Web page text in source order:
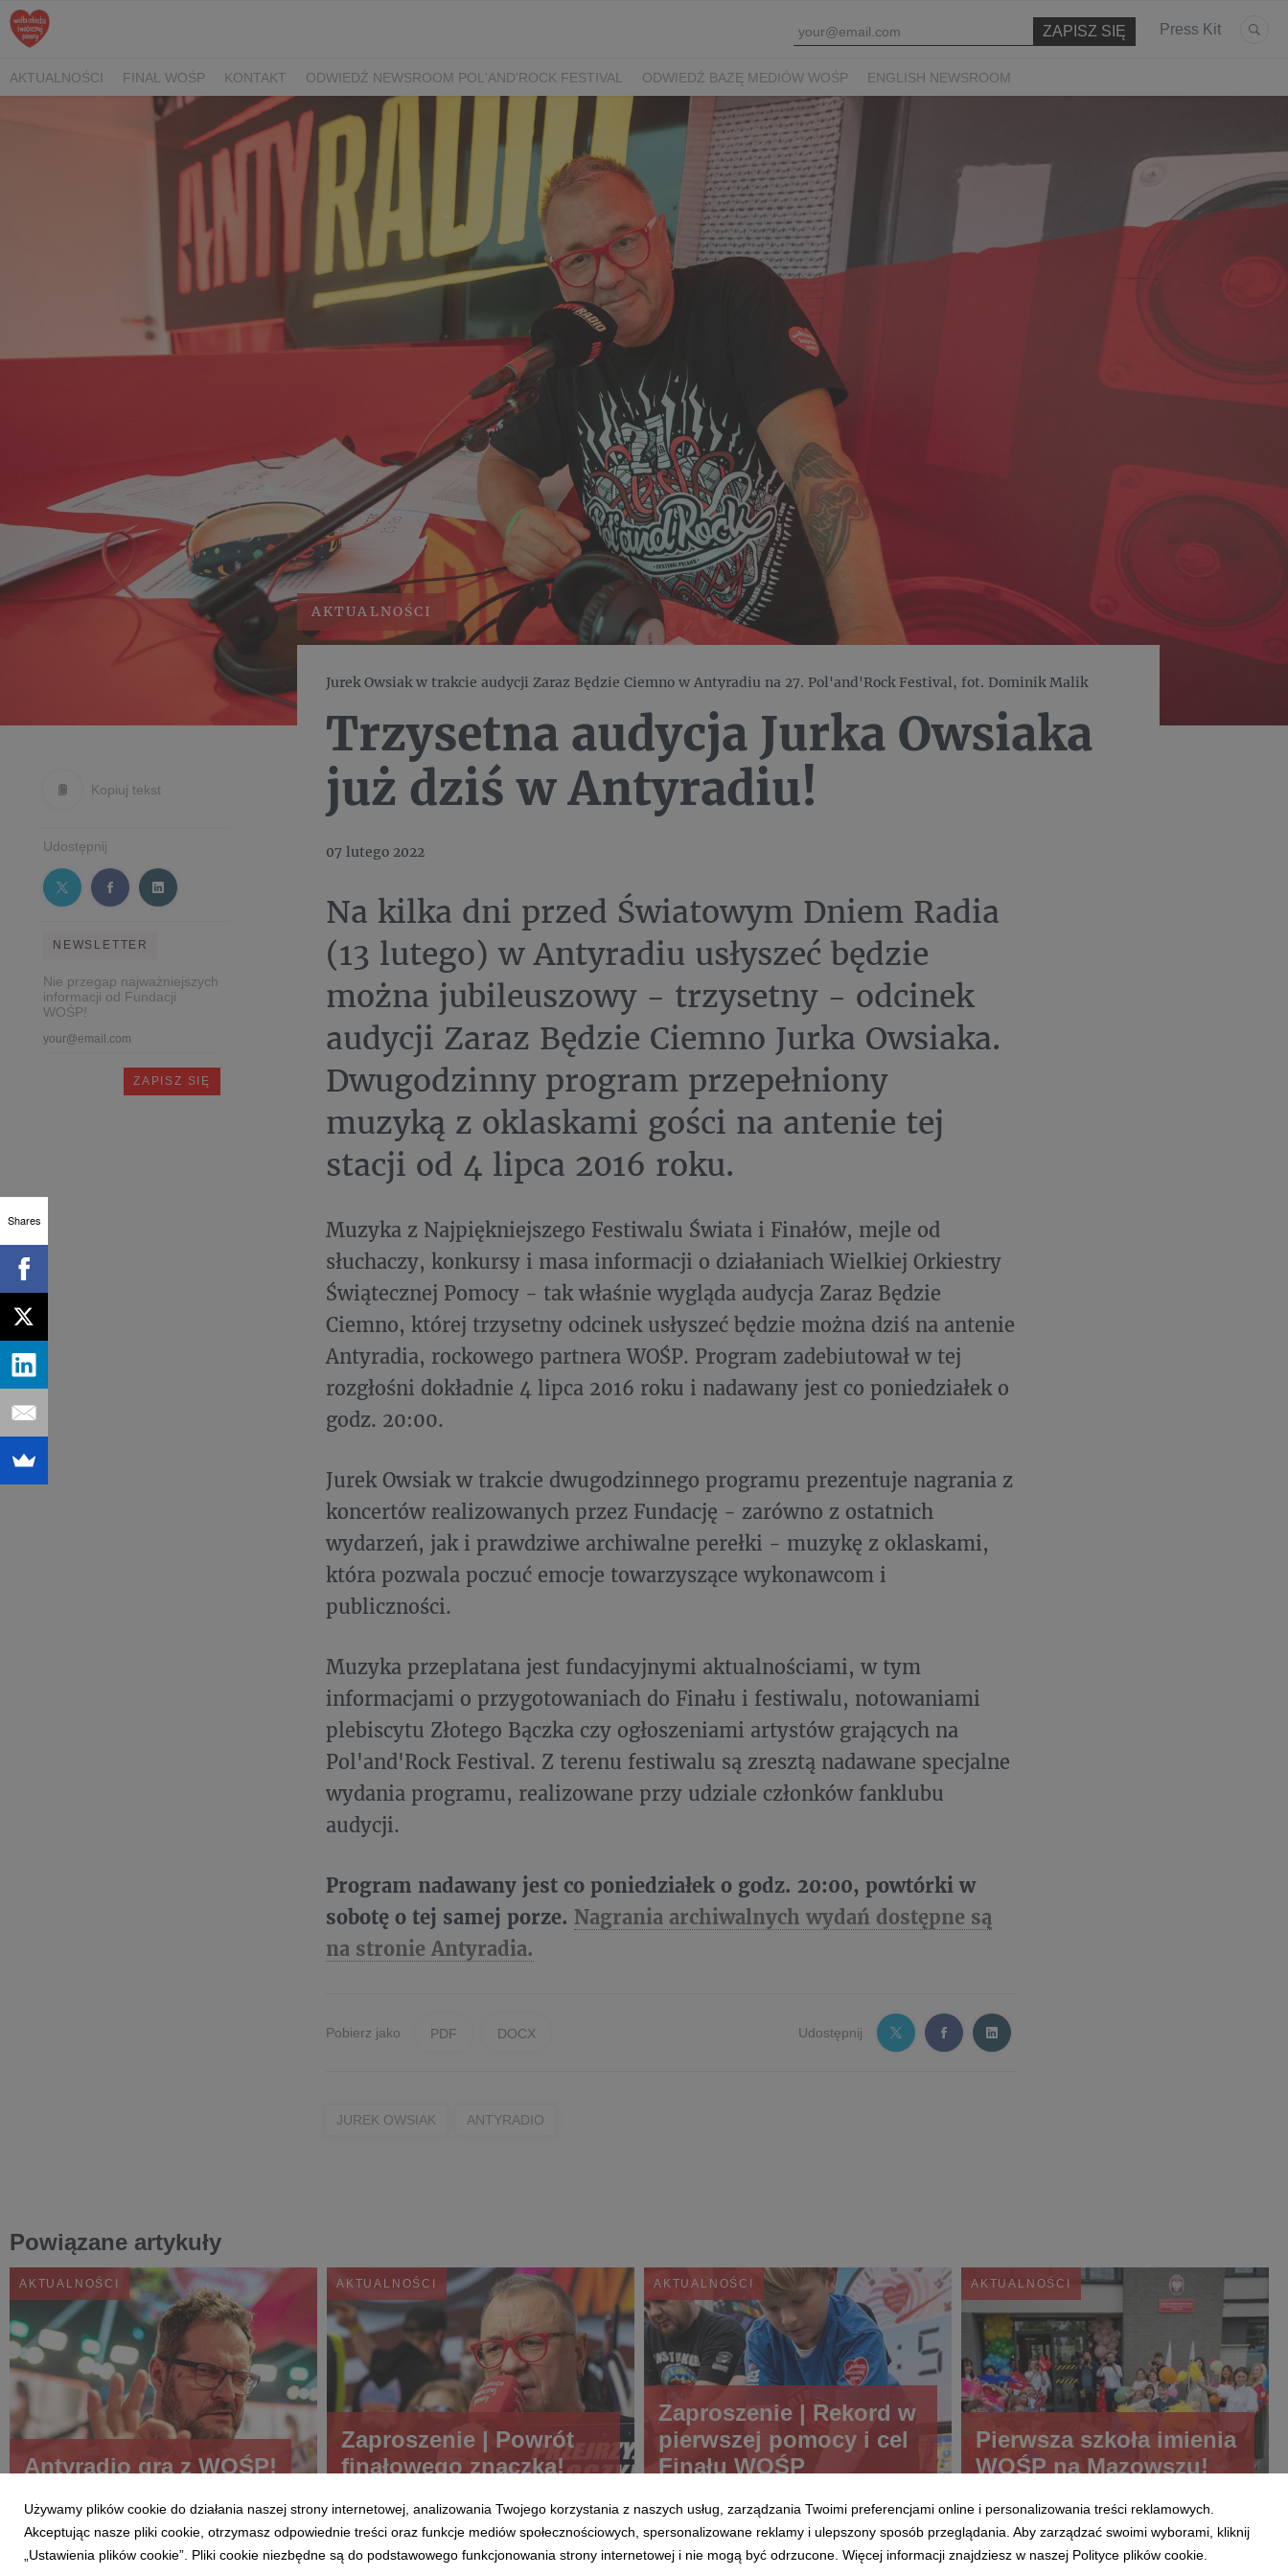
Press Kit
AKTUALNOŚCI FINAŁ WOŚP KONTAKT ODWIEDŹ NEWSROOM POL'AND'ROCK FESTIVAL ODWIEDŹ BAZĘ MEDIÓW WOŚP ENGLISH NEWSROOM
Kopiuj tekst
Udostępnij
NEWSLETTER
Nie przegap najważniejszych
informacji od Fundacji
WOŚP!
AKTUALNOŚCI
Jurek Owsiak w trakcie audycji Zaraz Będzie Ciemno w Antyradiu na 27. Pol'and'Rock Festival, fot. Dominik Malik
Trzysetna audycja Jurka Owsiaka
już dziś w Antyradiu!
07 lutego 2022
Na kilka dni przed Światowym Dniem Radia
(13 lutego) w Antyradiu usłyszeć będzie
można jubileuszowy - trzysetny - odcinek
audycji Zaraz Będzie Ciemno Jurka Owsiaka.
Dwugodzinny program przepełniony
muzyką z oklaskami gości na antenie tej
stacji od 4 lipca 2016 roku.
Muzyka z Najpiękniejszego Festiwalu Świata i Finałów, mejle od
słuchaczy, konkursy i masa informacji o działaniach Wielkiej Orkiestry
Świątecznej Pomocy - tak właśnie wygląda audycja Zaraz Będzie
Ciemno, której trzysetny odcinek usłyszeć będzie można dziś na antenie
Antyradia, rockowego partnera WOŚP. Program zadebiutował w tej
rozgłośni dokładnie 4 lipca 2016 roku i nadawany jest co poniedziałek o
godz. 20:00.
Jurek Owsiak w trakcie dwugodzinnego programu prezentuje nagrania z
koncertów realizowanych przez Fundację - zarówno z ostatnich
wydarzeń, jak i prawdziwe archiwalne perełki - muzykę z oklaskami,
która pozwala poczuć emocje towarzyszące wykonawcom i
publiczności.
Muzyka przeplatana jest fundacyjnymi aktualnościami, w tym
informacjami o przygotowaniach do Finału i festiwalu, notowaniami
plebiscytu Złotego Bączka czy ogłoszeniami artystów grających na
Pol'and'Rock Festival. Z terenu festiwalu są zresztą nadawane specjalne
wydania programu, realizowane przy udziale członków fanklubu
audycji.
Program nadawany jest co poniedziałek o godz. 20:00, powtórki w
sobotę o tej samej porze. Nagrania archiwalnych wydań dostępne są
na stronie Antyradia.
Pobierz jako PDF DOCX Udostępnij
JUREK OWSIAK ANTYRADIO
Powiązane artykuły
AKTUALNOŚCI
Antyradio gra z WOŚP!
AKTUALNOŚCI
Zaproszenie | Powrót
finałowego znaczka!
AKTUALNOŚCI
Zaproszenie | Rekord w
pierwszej pomocy i cel
Finału WOŚP
AKTUALNOŚCI
Pierwsza szkoła imienia
WOŚP na Mazowszu!
Używamy plików cookie do działania naszej strony internetowej, analizowania Twojego korzystania z naszych usług, zarządzania Twoimi preferencjami online i personalizowania treści reklamowych.
Akceptując nasze pliki cookie, otrzymasz odpowiednie treści oraz funkcje mediów społecznościowych, spersonalizowane reklamy i ulepszony sposób przeglądania. Aby zarządzać swoimi wyborami, kliknij
„Ustawienia plików cookie”. Pliki cookie niezbędne są do podstawowego funkcjonowania strony internetowej i nie mogą być odrzucone. Więcej informacji znajdziesz w naszej Polityce plików cookie.
Shares